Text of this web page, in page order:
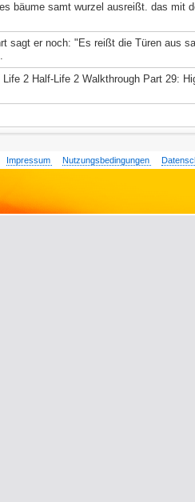
bäume samt wurzel ausreißt. das mit
sagt er noch: "Es reißt die Türen aus
2 Half-Life 2 Walkthrough Part 29:
Impressum Nutzungsbedingungen